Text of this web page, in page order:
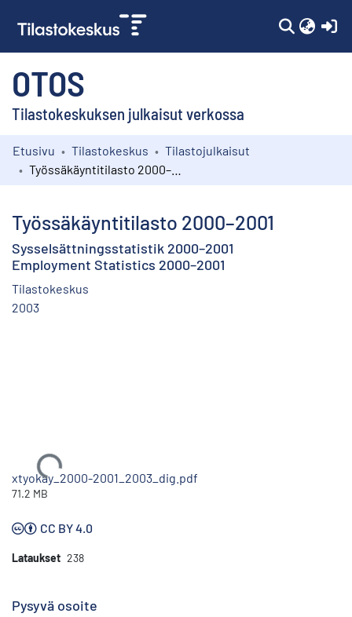
OTOS
Tilastokeskuksen julkaisut verkossa
Kokoelmat
Etusivu Tilastokeskus
Tilastojulkaisut
Työssäkäyntitilasto 2000–2001
Sysselsättningsstatistik 2000–2001
Employment Statistics 2000–2001
Tilastokeskus
2003
Ladataan...
xtyokay_2000-2001_2003_dig.pdf
71.2 MB
CC BY 4.0
Lataukset 238
Pysyvä osoite